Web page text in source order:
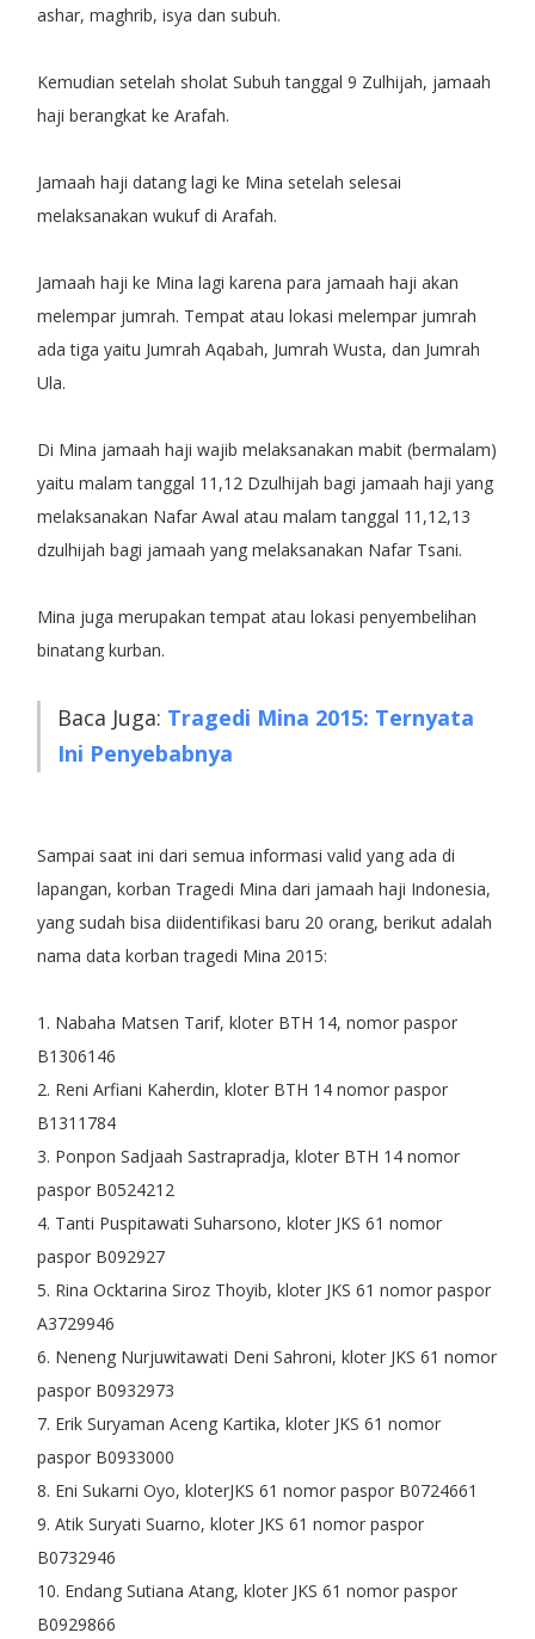
ashar, maghrib, isya dan subuh.
Kemudian setelah sholat Subuh tanggal 9 Zulhijah, jamaah
haji berangkat ke Arafah.
Jamaah haji datang lagi ke Mina setelah selesai
melaksanakan wukuf di Arafah.
Jamaah haji ke Mina lagi karena para jamaah haji akan
melempar jumrah. Tempat atau lokasi melempar jumrah
ada tiga yaitu Jumrah Aqabah, Jumrah Wusta, dan Jumrah
Ula.
Di Mina jamaah haji wajib melaksanakan mabit (bermalam)
yaitu malam tanggal 11,12 Dzulhijah bagi jamaah haji yang
melaksanakan Nafar Awal atau malam tanggal 11,12,13
dzulhijah bagi jamaah yang melaksanakan Nafar Tsani.
Mina juga merupakan tempat atau lokasi penyembelihan
binatang kurban.
Baca Juga: Tragedi Mina 2015: Ternyata
Ini Penyebabnya
Sampai saat ini dari semua informasi valid yang ada di
lapangan, korban Tragedi Mina dari jamaah haji Indonesia,
yang sudah bisa diidentifikasi baru 20 orang, berikut adalah
nama data korban tragedi Mina 2015:
1. Nabaha Matsen Tarif, kloter BTH 14, nomor paspor
B1306146
2. Reni Arfiani Kaherdin, kloter BTH 14 nomor paspor
B1311784
3. Ponpon Sadjaah Sastrapradja, kloter BTH 14 nomor
paspor B0524212
4. Tanti Puspitawati Suharsono, kloter JKS 61 nomor
paspor B092927
5. Rina Ocktarina Siroz Thoyib, kloter JKS 61 nomor paspor
A3729946
6. Neneng Nurjuwitawati Deni Sahroni, kloter JKS 61 nomor
paspor B0932973
7. Erik Suryaman Aceng Kartika, kloter JKS 61 nomor
paspor B0933000
8. Eni Sukarni Oyo, kloterJKS 61 nomor paspor B0724661
9. Atik Suryati Suarno, kloter JKS 61 nomor paspor
B0732946
10. Endang Sutiana Atang, kloter JKS 61 nomor paspor
B0929866